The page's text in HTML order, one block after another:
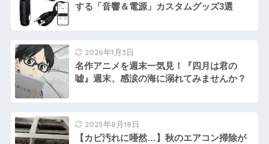
する「音響＆電源」カスタムグッズ3選
2026年1月3日
名作アニメを週末一気見！『四月は君の
嘘』週末、感涙の海に溺れてみませんか？
2025年8月18日
【カビ汚れに唖然…】秋のエアコン掃除が